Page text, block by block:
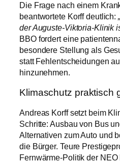
Die Frage nach einem
beantwortete Korff deutlich:
der Auguste-Viktoria-Klinik
BBO fordert eine
besondere Stellung als
statt Fehlentscheidungen
hinzunehmen.
Klimaschutz praktisch
Andreas Korff setzt beim
Schritte: Ausbau von Bus
Alternativen zum Auto und
die Bürger. Teure
Fernwärme-Politik der NEO